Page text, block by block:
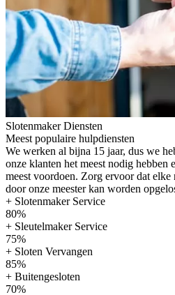
Slotenmaker Diensten
Meest populaire hulpdiensten
We werken al bijna 15 jaar, dus we
onze klanten het meest nodig hebben
meest voordoen. Zorg ervoor dat
door onze meester kan worden
+ Slotenmaker Service
80%
+ Sleutelmaker Service
75%
+ Sloten Vervangen
85%
+ Buitengesloten
70%